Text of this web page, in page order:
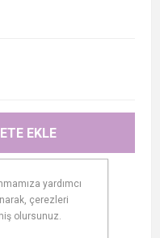
EKLE
yardımcı
çerezleri
olursunuz.